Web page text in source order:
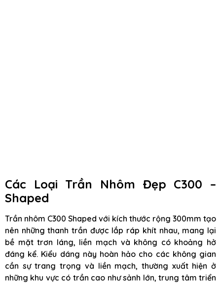
Các Loại Trần Nhôm Đẹp C300 –
Shaped
Trần nhôm C300 Shaped với kích thước rộng 300mm tạo
nên những thanh trần được lắp ráp khít nhau, mang lại
bề mặt trơn láng, liền mạch và không có khoảng hở
đáng kể. Kiểu dáng này hoàn hảo cho các không gian
cần sự trang trọng và liền mạch, thường xuất hiện ở
những khu vực có trần cao như sảnh lớn, trung tâm triển